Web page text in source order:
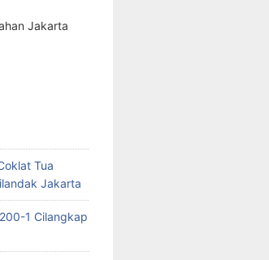
Jakarta
Tua
Jakarta
1 Cilangkap